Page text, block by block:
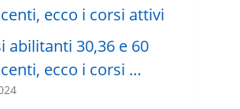
abilitanti 30,36 e 60
ecco i corsi …